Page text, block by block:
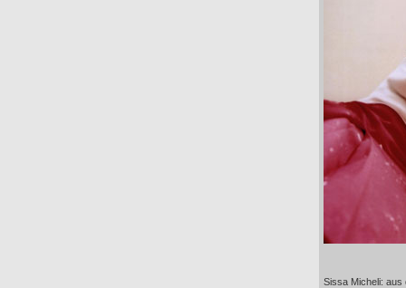
Sissa Micheli: aus